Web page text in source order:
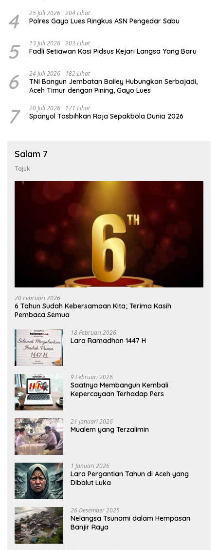
4 25 Juli 2026 204 Lihat
Polres Gayo Lues Ringkus ASN Pengedar Sabu
5 13 Juli 2026 203 Lihat
Fadli Setiawan Kasi Pidsus Kejari Langsa Yang Baru
6 24 Juli 2026 182 Lihat
TNI Bangun Jembatan Bailey Hubungkan Serbajadi,
Aceh Timur dengan Pining, Gayo Lues
7 20 Juli 2026 171 Lihat
Spanyol Tasbihkan Raja Sepakbola Dunia 2026
Salam 7
Tajuk
20 Februari 2026
6 Tahun Sudah Kebersamaan Kita; Terima Kasih
Pembaca Semua
18 Februari 2026
Lara Ramadhan 1447 H
9 Februari 2026
Saatnya Membangun Kembali
Kepercayaan Terhadap Pers
21 Januari 2026
Mualem yang Terzalimin
1 Januari 2026
Lara Pergantian Tahun di Aceh yang
Dibalut Luka
26 Desember 2025
Nelangsa Tsunami dalam Hempasan
Banjir Raya